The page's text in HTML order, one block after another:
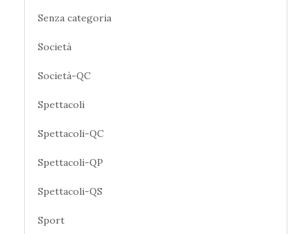
Senza categoria
Società
Società-QC
Spettacoli
Spettacoli-QC
Spettacoli-QP
Spettacoli-QS
Sport